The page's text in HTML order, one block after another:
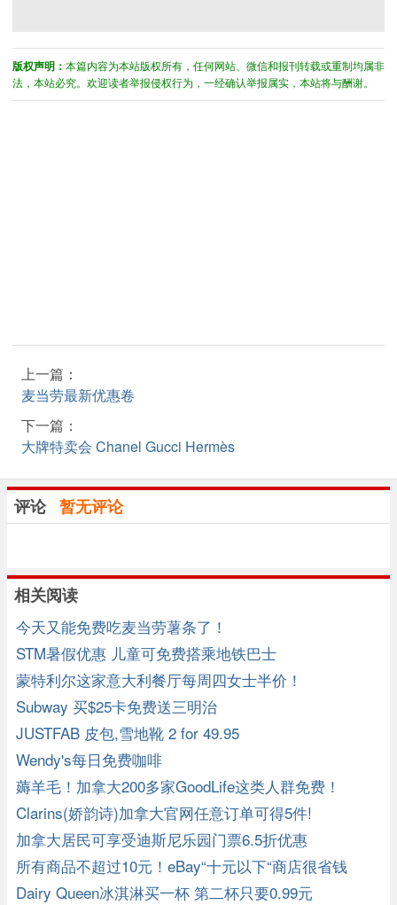
版权声明： 本篇内容为本站版权所有，任何网站、微信和报刊转载或重制均属非
法，本站必究。欢迎读者举报侵权行为，一经确认举报属实，本站将与酬谢。
上一篇：
麦当劳最新优惠卷
下一篇：
大牌特卖会 Chanel Gucci Hermès
评论 暂无评论
相关阅读
今天又能免费吃麦当劳薯条了！
STM暑假优惠 儿童可免费搭乘地铁巴士
蒙特利尔这家意大利餐厅每周四女士半价！
Subway 买$25卡免费送三明治
JUSTFAB 皮包,雪地靴 2 for 49.95
Wendy's每日免费咖啡
薅羊毛！加拿大200多家GoodLife这类人群免费！
Clarins(娇韵诗)加拿大官网任意订单可得5件!
加拿大居民可享受迪斯尼乐园门票6.5折优惠
所有商品不超过10元！eBay“十元以下“商店很省钱
Dairy Queen冰淇淋买一杯 第二杯只要0.99元